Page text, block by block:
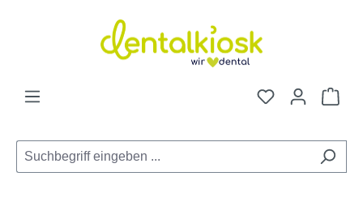
Zum Hauptinhalt springen
Du hast 0